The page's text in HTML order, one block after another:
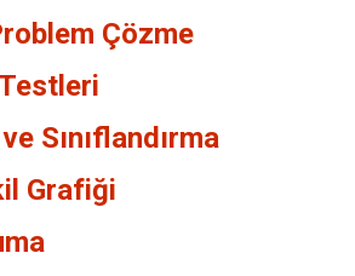
Çözme
Sınıflandırma
Grafiği